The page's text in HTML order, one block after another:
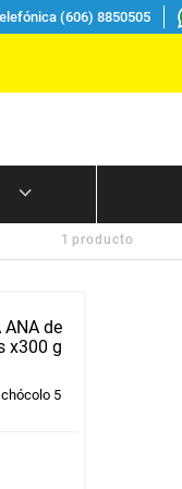
(606) 8850505
1 producto
5